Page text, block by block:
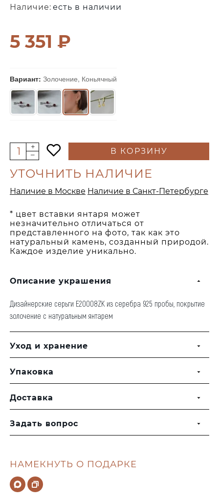
5 351 ₽
Вариант: Золочение, Коньячный
Наличие: есть в наличии
В КОРЗИНУ
НАМЕКНУТЬ О ПОДАРКЕ
* цвет вставки янтаря может
незначительно отличаться от
представленного на фото, так как это
натуральный камень, созданный природой.
Каждое изделие уникально.
Описание украшения
Дизайнерские серьги E20008ZK из серебра 925 пробы, покрытие
золочение с натуральным янтарем
Уход и хранение
Упаковка
Доставка
Задать вопрос
УТОЧНИТЬ НАЛИЧИЕ
Наличие в Москве Наличие в Санкт-Петербурге